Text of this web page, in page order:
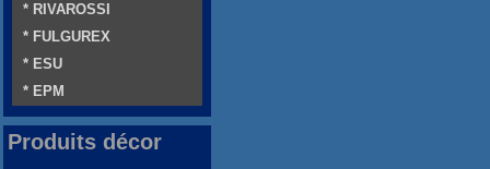
* RIVAROSSI
* FULGUREX
* ESU
* EPM
Produits décor